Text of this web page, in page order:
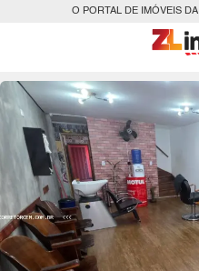
O PORTAL DE IMÓVEIS DA